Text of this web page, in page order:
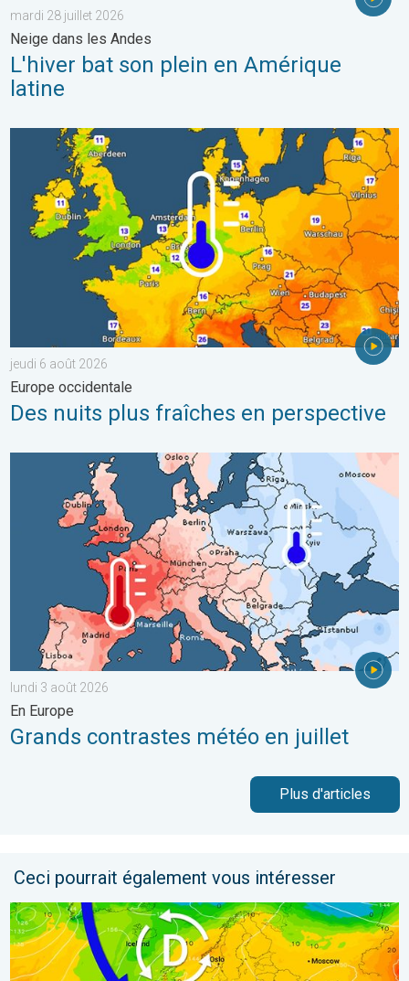
mardi 28 juillet 2026
Neige dans les Andes
L'hiver bat son plein en Amérique
latine
Des nuits plus fraîches en perspective. Europe occidentale. . .
jeudi 6 août 2026
Europe occidentale
Des nuits plus fraîches en perspective
Grands contrastes météo en juillet. En Europe. . . lundi 3 août
lundi 3 août 2026
En Europe
Grands contrastes météo en juillet
Plus d'articles
Ceci pourrait également vous intéresser
Fin de la canicule et orages d'ici vendredi. Baisse du mercure